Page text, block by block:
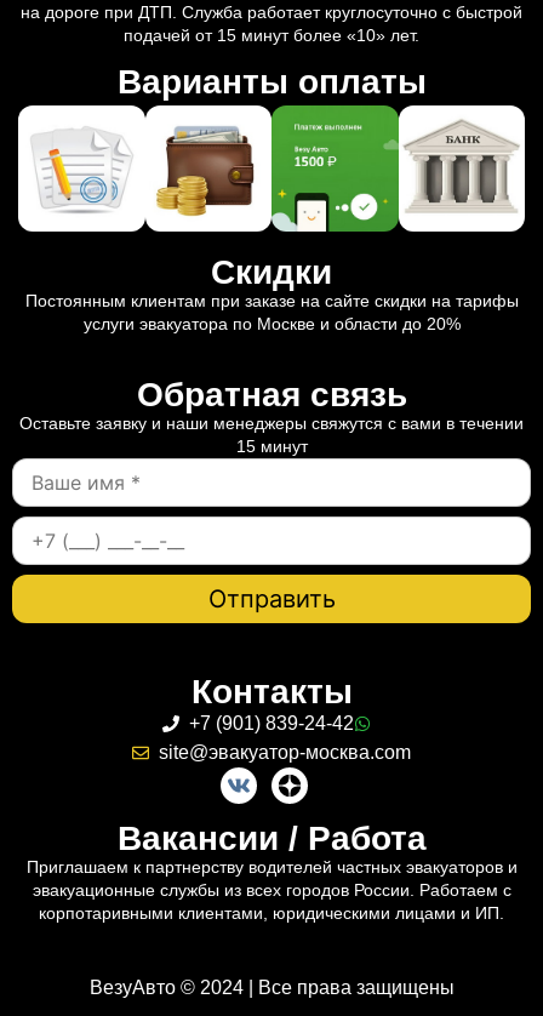
на дороге при ДТП. Служба работает круглосуточно с быстрой
подачей от 15 минут более «10» лет.
Варианты оплаты
Скидки
Постоянным клиентам при заказе на сайте скидки на тарифы
услуги эвакуатора по Москве и области до 20%
Обратная связь
Оставьте заявку и наши менеджеры свяжутся с вами в течении
15 минут
Контакты
+7 (901) 839-24-42
site@эвакуатор-москва.com
Вакансии / Работа
Приглашаем к партнерству водителей частных эвакуаторов и
эвакуационные службы из всех городов России. Работаем с
корпотаривными клиентами, юридическими лицами и ИП.
ВезуАвто © 2024 | Все права защищены